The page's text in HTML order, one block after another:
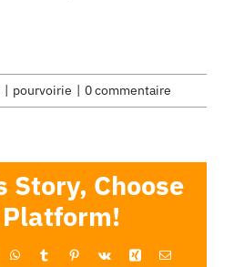
| pourvoirie | 0 commentaire
Story, Choose
WhatsApp
TumblrPinterestVk Xing Email